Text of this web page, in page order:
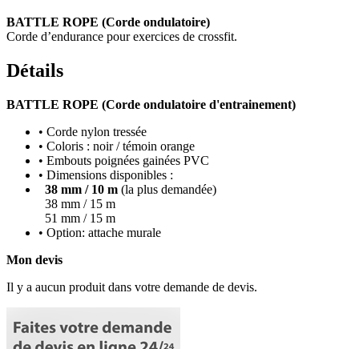
BATTLE ROPE (Corde ondulatoire)
Corde d’endurance pour exercices de crossfit.
Détails
BATTLE ROPE (Corde ondulatoire d'entrainement)
• Corde nylon tressée
• Coloris : noir / témoin orange
• Embouts poignées gainées PVC
• Dimensions disponibles :
38 mm / 10 m (la plus demandée)
38 mm / 15 m
51 mm / 15 m
• Option: attache murale
Mon devis
Il y a aucun produit dans votre demande de devis.